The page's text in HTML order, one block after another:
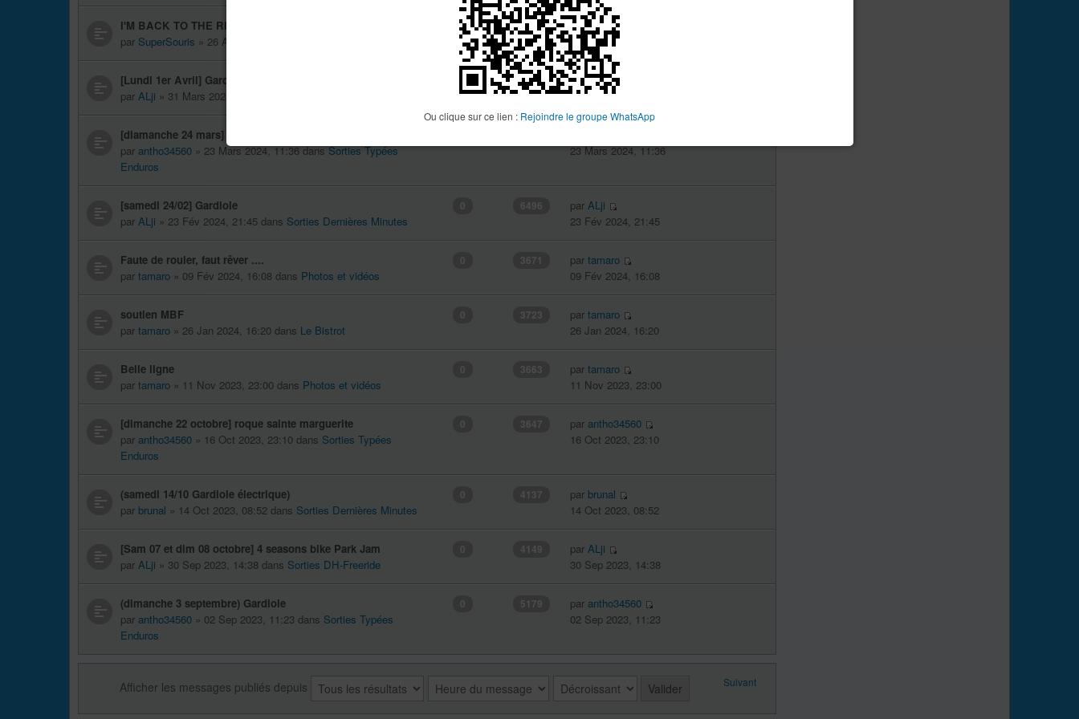
Ou clique sur ce lien : Rejoindre le groupe WhatsApp
I'M BACK TO THE RIDE
par SuperSouris » 26 Avr 2024, 16:31 dans
0 4766 parSuperSouris
26 Avr 2024, 16:31
[Lundi 1er Avril] Gardiole
par ALji » 31 Mars 2024, 16:59 dans
3056 parALji
31 Mars 2024, 16:59
[diamanche 24 mars] gardiole
par antho34560 » 23 Mars 2024, 11:36 dansSorties Typées
Enduros
23 Mars 2024, 11:36
[samedi 24/02] Gardiole
par ALji » 23 Fév 2024, 21:45 dans Sorties Dernières Minutes
0 6496 parALji
23 Fév 2024, 21:45
Faute de rouler, faut rêver ....
par tamaro » 09 Fév 2024, 16:08 dans Photos et vidéos
0 3671 partamaro
09 Fév 2024, 16:08
soutien MBF
par tamaro » 26 Jan 2024, 16:20 dans Le Bistrot
0 3723 partamaro
26 Jan 2024, 16:20
Belle ligne
par tamaro » 11 Nov 2023, 23:00 dans Photos et vidéos
0 3663 partamaro
11 Nov 2023, 23:00
[dimanche 22 octobre] roque sainte marguerite
par antho34560 » 16 Oct 2023, 23:10 dans Sorties Typées
Enduros
0 3647 par antho34560
16 Oct 2023, 23:10
(samedi 14/10 Gardiole électrique)
par brunal » 14 Oct 2023, 08:52 dans Sorties Dernières Minutes
0 4137 par brunal
14 Oct 2023, 08:52
[Sam 07 et dim 08 octobre] 4 seasons bike Park Jam
par ALji » 30 Sep 2023, 14:38 dans Sorties DH-Freeride
0 4149 parALji
30 Sep 2023, 14:38
(dimanche 3 septembre) Gardiole
par antho34560 » 02 Sep 2023, 11:23 dans Sorties Typées
Enduros
0 5179 par antho34560
02 Sep 2023, 11:23
Suivant
Afficher les messages publiés depuis